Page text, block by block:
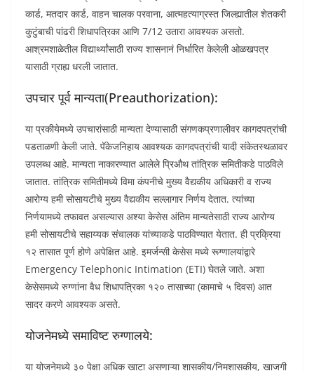
कार्ड, मतदार कार्ड, वाहन चालक परवाना, आत्महत्याग्रस्त जिल्ह्यातील शेतकरी
कुटुंबाची पांढरी शिधापत्रिका आणि 7/12 उतारा आवश्यक असतो.
आश्रमशाळेतील विद्यार्थ्यांसाठी राज्य शासनानं निर्धारित केलेली ओळखपत्र
यासाठी ग्राह्य धरली जातात.
उपचार पूर्व मान्यता(Preauthorization):
या प्रकीयेमध्ये उपचारांसाठी मान्यता देण्यासाठी संगणकप्रणालीवर कागदपत्रांची
पडताळणी केली जाते. पॅकेजनिहाय आवश्यक कागदपत्रांची यादी संकेतस्थळावर
उपलब्ध आहे. मान्यता नाकारण्यात आलेले प्रिऔथ तांत्रिक समितीकडे पाठविले
जातात. तांत्रिक समितीमध्ये विमा कंपनीचे मुख्य वैद्यकीय अधिकारी व राज्य
आरोग्य हमी सोसायटीचे मुख्य वैद्यकीय सल्लागार निर्णय देतात. त्यांच्या
निर्णयामध्ये तफावत असल्यास अश्या केसेस अंतिम मान्यतेसाठी राज्य आरोग्य
हमी सोसायटीचे सहाय्यक संचालक यांच्याकडे पाठविण्यात येतात. ही प्रक्रिया
१२ तासात पूर्ण होणे अपेक्षित आहे. इमर्जन्सी केसेस मध्ये रूग्णालयांद्वारे
Emergency Telephonic Intimation (ETI) घेतले जाते. अशा
केसेसमध्ये रुग्णांना वैध शिधापत्रिका १२० तासाच्या (कामाचे ५ दिवस) आत
सादर करणे आवश्यक असते.
योजनेमध्ये समाविष्ट रुग्णालये:
या योजनेमध्ये ३० पेक्षा अधिक खाटा असणाऱ्या शासकीय/निमशासकीय, खाजगी